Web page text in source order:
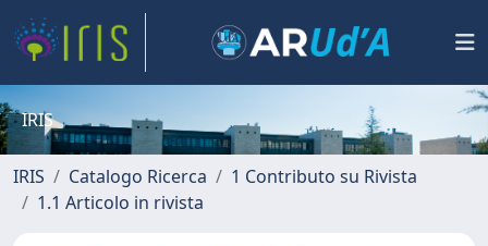
IRIS
IRIS Catalogo Ricerca
1 Contributo su Rivista
1.1 Articolo in rivista